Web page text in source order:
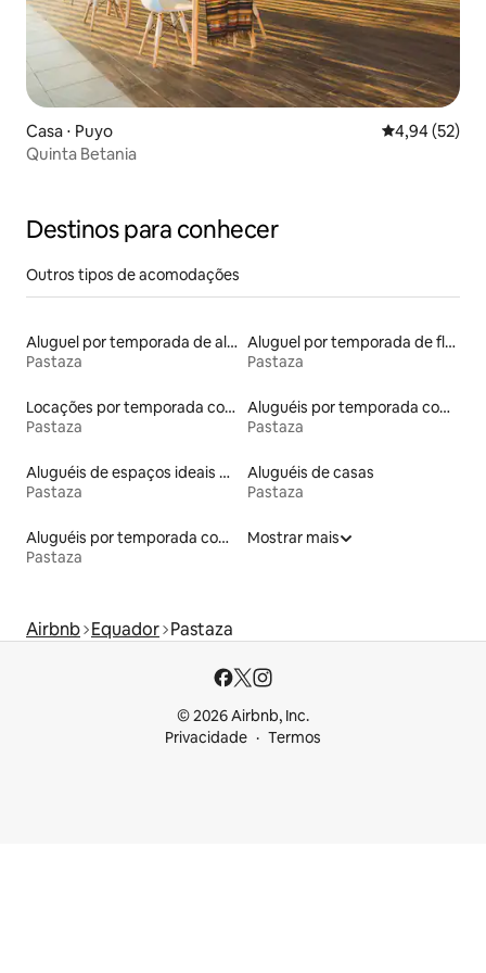
Casa ⋅ Puyo 4,94 de uma
4,94 (52)
Quinta Betania
Destinos para conhecer
Outros tipos de acomodações
Aluguel por temporada de alojamentos ecológicos
Pastaza
Aluguel por temporada de flats
Pastaza
Locações por temporada com piscina
Pastaza
Aluguéis por temporada com café da manhã
Pastaza
Aluguéis de espaços ideais para famílias
Pastaza
Aluguéis de casas
Pastaza
Aluguéis por temporada com banheira de hidromassagem
Pastaza
Mostrar mais
Airbnb Equador Pastaza
© 2026 Airbnb, Inc.
Privacidade
Termos